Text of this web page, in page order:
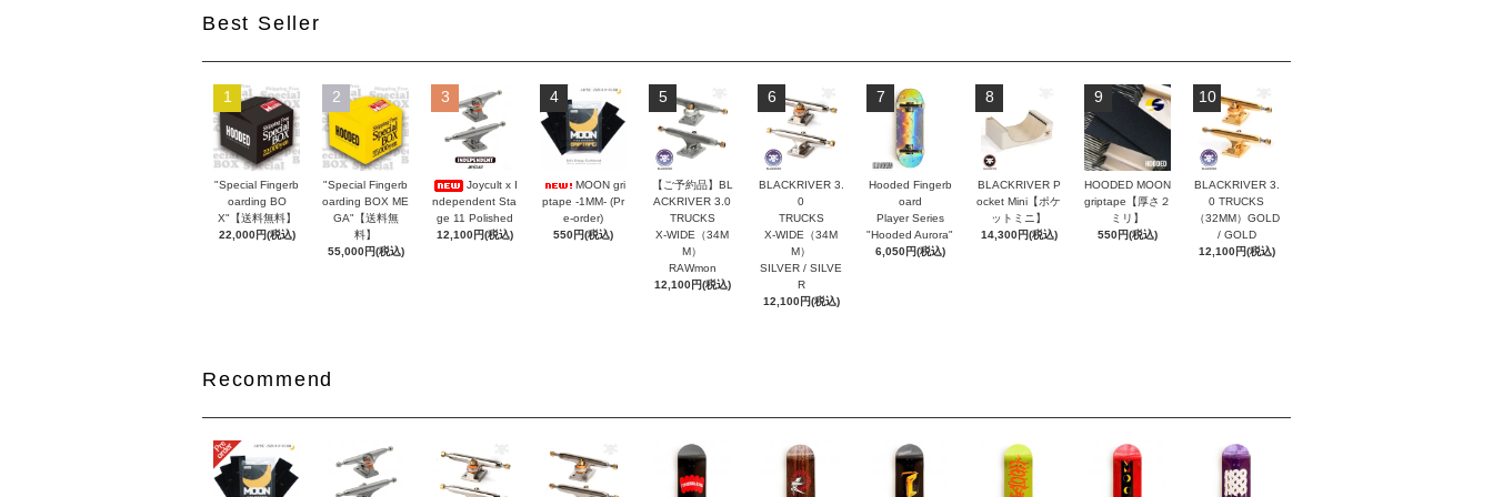
Best Seller
1
"Special Fingerb
oarding BO
X"【送料無料】
22,000円(税込)
2
"Special Fingerb
oarding BOX ME
GA"【送料無
料】
55,000円(税込)
3
Joycult x I
ndependent Sta
ge 11 Polished
12,100円(税込)
4
MOON gri
ptape -1MM- (Pr
e-order)
550円(税込)
5
【ご予約品】BL
ACKRIVER 3.0
TRUCKS
X-WIDE（34M
M）
RAWmon
12,100円(税込)
6
BLACKRIVER 3.
0
TRUCKS
X-WIDE（34M
M）
SILVER / SILVE
R
12,100円(税込)
7
Hooded Fingerb
oard
Player Series
"Hooded Aurora"
6,050円(税込)
8
BLACKRIVER P
ocket Mini【ポケ
ットミニ】
14,300円(税込)
9
HOODED MOON
griptape【厚さ２
ミリ】
550円(税込)
10
BLACKRIVER 3.
0 TRUCKS
（32MM）GOLD
/ GOLD
12,100円(税込)
Recommend